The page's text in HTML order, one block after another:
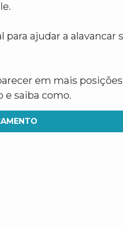
ajudar a alavancar
em mais posições
e saiba como.